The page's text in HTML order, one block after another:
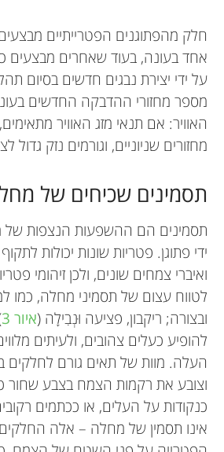
חלק מהפתוגנים הפטרייתיים
אחד בעונה, בעוד שאחרים מבצעים
על ידי יצירת נבגים חדשים בסיום
מספר מחזורי ההדבקה החדשים
האוויר: אם תנאי מזג האוויר
מחזורים שניוניים, וגורמים נזק גדול
תסמינים שכיחים של
תסמינים הם ההשפעות הנצפות
ידי פתוגן. פטריות שונות יכולות
ואיברי צמחים שונים, ולכן זיהומי
לטווח עצום של תסמיני מחלה, כמו
ובצורה; ריקבון, פציעה וּנְבִילָה (איור 3
להופיע כעלים צהובים, ולעיתים
העלה. מוות של תאים גורם לחלקים
וצובע את רקמות הצמח בצבע שחור
כנקודות על העלים, או ככתמים
אינו תסמין של מחלה – אלה